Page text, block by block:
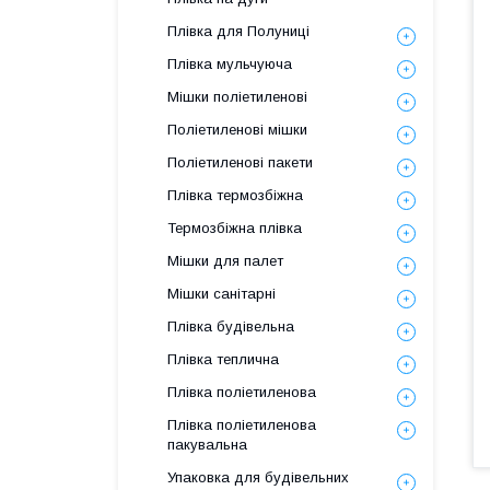
Плівка для Полуниці
Плівка мульчуюча
Мішки поліетиленові
Поліетиленові мішки
Поліетиленові пакети
Плівка термозбіжна
Термозбіжна плівка
Мішки для палет
Мішки санітарні
Плівка будівельна
Плівка теплична
Плівка поліетиленова
Плівка поліетиленова
пакувальна
Упаковка для будівельних